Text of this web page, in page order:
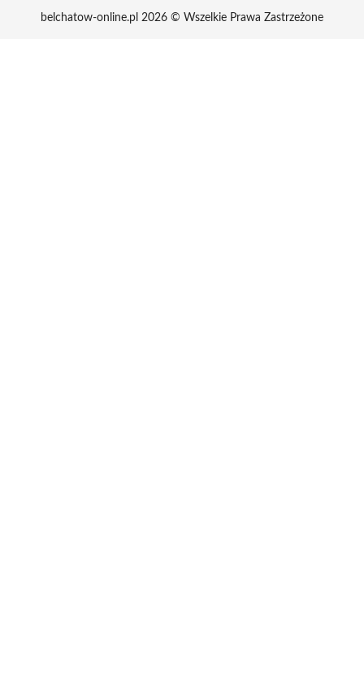
belchatow-online.pl 2026 © Wszelkie Prawa Zastrzeżone